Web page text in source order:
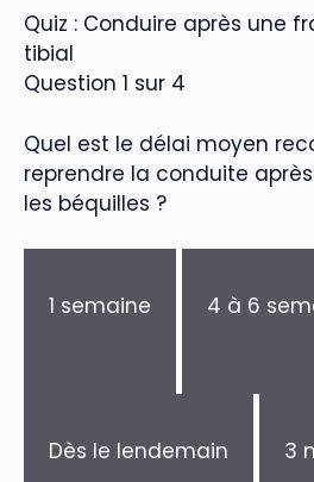
Quiz : Conduire après une
tibial
Question 1 sur 4
Quel est le délai moyen
reprendre la conduite
les béquilles ?
1 semaine 4 à 6
Dès le lendemain 3